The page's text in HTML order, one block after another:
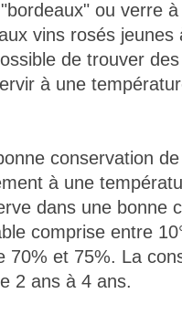
ou verre
vins rosés jeunes
de trouver
à une
conservation
à une
dans une bonne
comprise entre
70% et 75%. La
2 ans à 4 ans.